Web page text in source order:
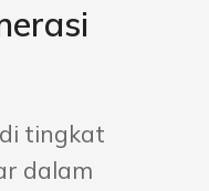
tingkat
dalam